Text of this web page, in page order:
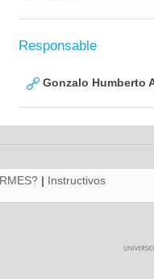
Responsable
Gonzalo Humberto
| Instructivos